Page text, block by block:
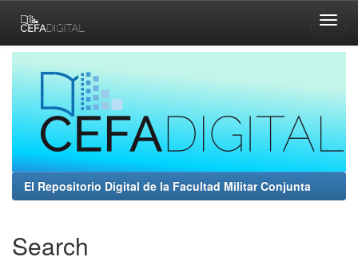
navigation
El Repositorio Digital de la Facultad Militar Conjunta
Search